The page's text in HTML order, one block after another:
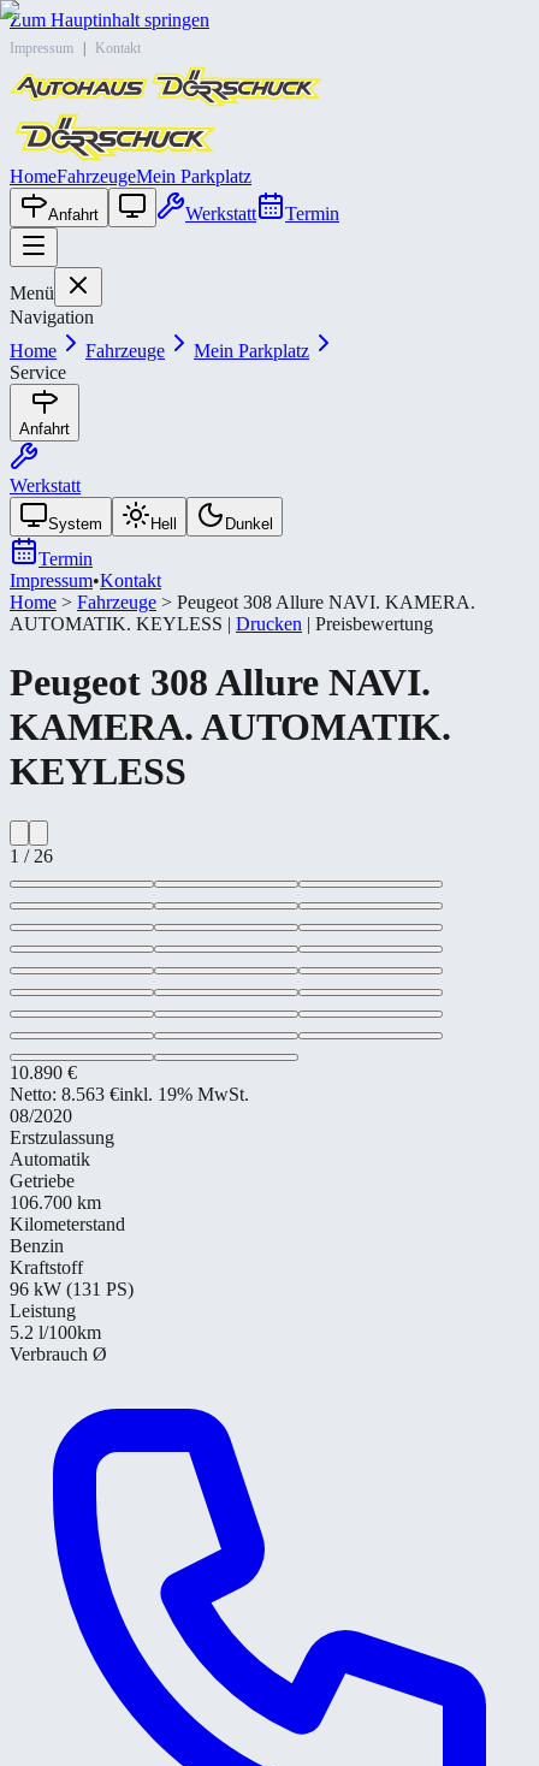
Zum Hauptinhalt springen
Impressum Kontakt
HomeFahrzeugeMein Parkplatz
Anfahrt Werkstatt Termin
Menü
Navigation
Home
Fahrzeuge
Mein Parkplatz
Service
Anfahrt
Werkstatt
System Hell Dunkel
Termin
Impressum•Kontakt
Home > Fahrzeuge > Peugeot 308 Allure NAVI. KAMERA.
AUTOMATIK. KEYLESS | Drucken | Preisbewertung
Peugeot 308 Allure NAVI.
KAMERA. AUTOMATIK.
KEYLESS
1 / 26
10.890 €
Netto: 8.563 €inkl. 19% MwSt.
08/2020
Erstzulassung
Automatik
Getriebe
106.700 km
Kilometerstand
Benzin
Kraftstoff
96 kW (131 PS)
Leistung
5.2 l/100km
Verbrauch Ø